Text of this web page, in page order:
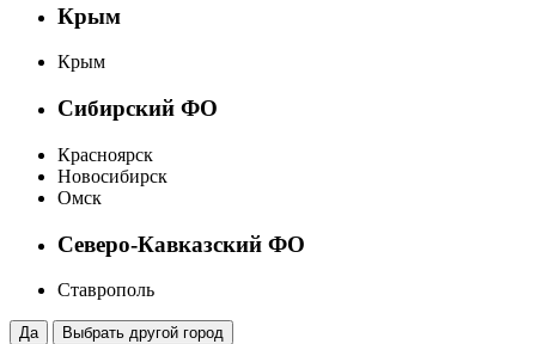
Крым
Крым
Сибирский ФО
Красноярск
Новосибирск
Омск
Северо-Кавказский ФО
Ставрополь